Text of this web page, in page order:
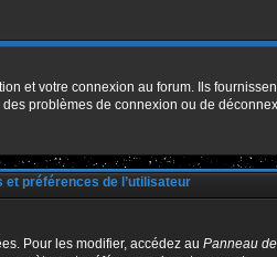
et votre connexion au forum. Ils
problèmes de connexion ou de
et préférences de l’utilisateur
Pour les modifier, accédez au Panneau